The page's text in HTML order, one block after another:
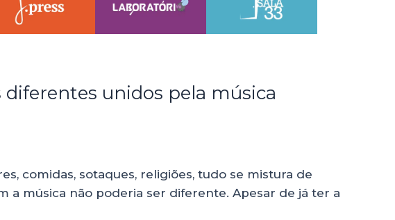
diferentes unidos pela música
comidas, sotaques, religiões, tudo se mistura de
a música não poderia ser diferente. Apesar de já ter a